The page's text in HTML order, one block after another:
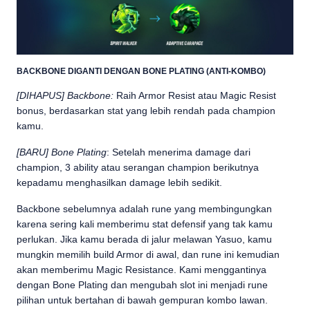
BACKBONE DIGANTI DENGAN BONE PLATING (ANTI-KOMBO)
[DIHAPUS] Backbone: Raih Armor Resist atau Magic Resist
bonus, berdasarkan stat yang lebih rendah pada champion
kamu.
[BARU] Bone Plating: Setelah menerima damage dari
champion, 3 ability atau serangan champion berikutnya
kepadamu menghasilkan damage lebih sedikit.
Backbone sebelumnya adalah rune yang membingungkan
karena sering kali memberimu stat defensif yang tak kamu
perlukan. Jika kamu berada di jalur melawan Yasuo, kamu
mungkin memilih build Armor di awal, dan rune ini kemudian
akan memberimu Magic Resistance. Kami menggantinya
dengan Bone Plating dan mengubah slot ini menjadi rune
pilihan untuk bertahan di bawah gempuran kombo lawan.